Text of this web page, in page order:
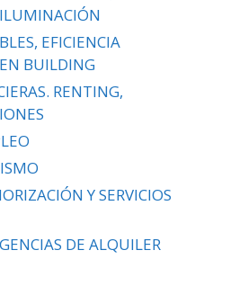
EFICIENCIA
BUILDING
RENTING,
Y SERVICIOS
DE ALQUILER